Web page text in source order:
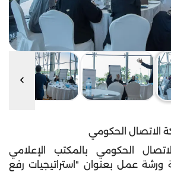
الاتصال الحكومي
الحكومي بالمكتب الإعلامي
ورشة عمل بعنوان "استراتيجيات رفع